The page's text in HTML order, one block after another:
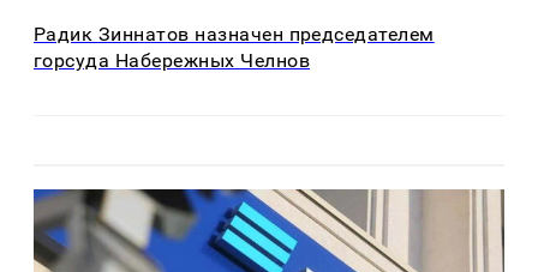
Радик Зиннатов назначен председателем
горсуда Набережных Челнов